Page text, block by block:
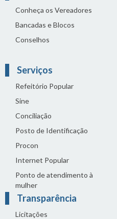
Conheça os Vereadores
Bancadas e Blocos
Conselhos
Serviços
Refeitório Popular
Sine
Conciliação
Posto de Identificação
Procon
Internet Popular
Ponto de atendimento à
mulher
Transparência
Licitações